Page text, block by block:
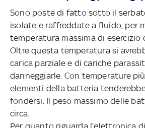
Sono poste di fatto sotto il
isolate e raffreddate a fluido, per
temperatura massima di esercizio
Oltre questa temperatura si
carica parziale e di cariche
danneggiarle. Con temperature
elementi della batteria
fondersi. Il peso massimo delle
circa.
Per quanto riguarda l’elettronica